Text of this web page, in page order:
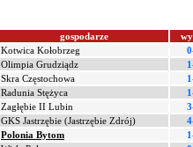
gospodarze
Kotwica Kołobrzeg
Olimpia Grudziądz
Skra Częstochowa
Radunia Stężyca
Zagłębie II Lubin
GKS Jastrzębie (Jastrzębie Zdrój)
Polonia Bytom